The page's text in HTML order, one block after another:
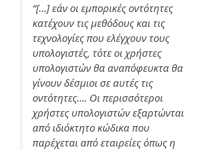
“[…] εάν οι εμπορικές οντότητες
κατέχουν τις μεθόδους και τις
τεχνολογίες που ελέγχουν τους
υπολογιστές, τότε οι χρήστες
υπολογιστών θα αναπόφευκτα θα
γίνουν δέσμιοι σε αυτές τις
οντότητες…. Οι περισσότεροι
χρήστες υπολογιστών εξαρτώνται
από ιδιόκτητο κώδικα που
παρέχεται από εταιρείες όπως η